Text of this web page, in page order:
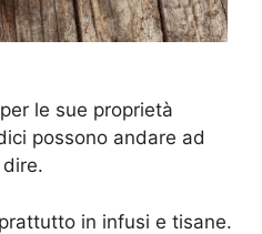
le sue proprietà
possono andare ad
in infusi e tisane.